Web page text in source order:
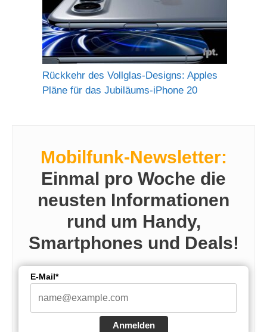
Rückkehr des Vollglas-Designs: Apples
Pläne für das Jubiläums-iPhone 20
Mobilfunk-Newsletter:
Einmal pro Woche die
neusten Informationen
rund um Handy,
Smartphones und Deals!
E-Mail*
Anmelden